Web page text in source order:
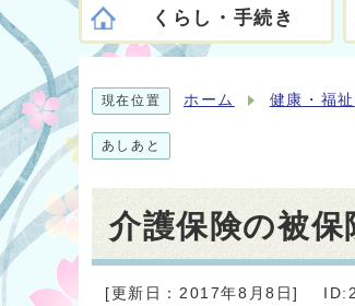
くらし・手続き
現在位置 ホーム 健康・福祉
あしあと
介護保険の被
[更新日：2017年8月8日]